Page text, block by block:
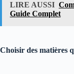
LIRE AUSSI
Guide Complet
Choisir des matières